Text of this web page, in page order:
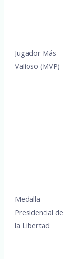
Jugador Más
Valioso (MVP)
Medalla
Presidencial de
la Libertad